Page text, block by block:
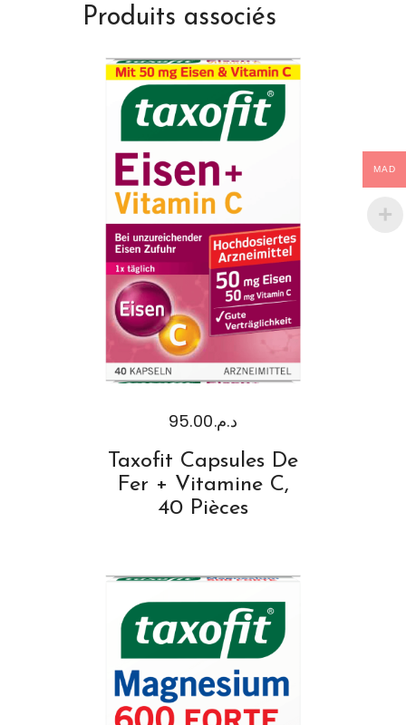
Produits associés
د.م.95.00
Taxofit Capsules De
Fer + Vitamine C,
40 Pièces
MAD